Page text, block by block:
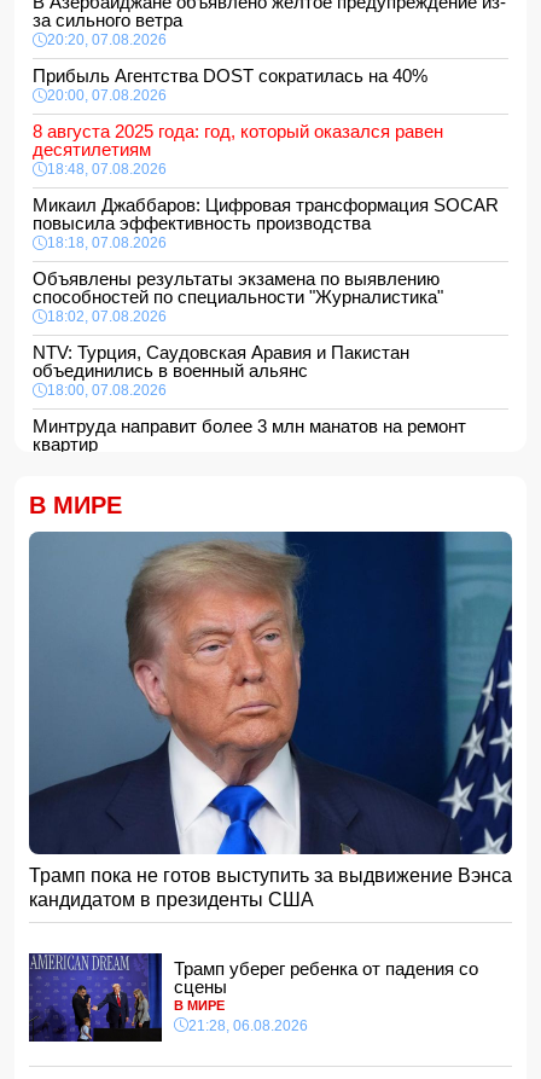
за сильного ветра
20:20, 07.08.2026
Прибыль Агентства DOST сократилась на 40%
20:00, 07.08.2026
8 августа 2025 года: год, который оказался равен
десятилетиям
18:48, 07.08.2026
Микаил Джаббаров: Цифровая трансформация SOCAR
повысила эффективность производства
18:18, 07.08.2026
Объявлены результаты экзамена по выявлению
способностей по специальности "Журналистика"
18:02, 07.08.2026
NTV: Турция, Саудовская Аравия и Пакистан
объединились в военный альянс
18:00, 07.08.2026
Минтруда направит более 3 млн манатов на ремонт
квартир
Сформирована структура Совета по медиа и вещанию
Пожар в историческом здании в Баку потушен
16:16, 07.08.2026
В Испании ликвидировали перевозившую мигрантов
группировку
16:00, 07.08.2026
Сообщается об ухудшении состояния здоровья
Моджтабы Хаменеи
15:48, 07.08.2026
Еще одна женщина скончалась после эстетической
операции, проведенной Сеймуром Мамедовым
Алтай Байындыр продолжит карьеру в Ла Лиге
15:08, 07.08.2026
ВС РФ взяли под контроль Анискино в Харьковской
области
15:00, 07.08.2026
Кинолог развеял миф о собачьей обиде на хозяина
14:48, 07.08.2026
По делу Arzum 9999 назначена повторная комплексная
экспертиза
В МИРЕ
Трамп пока не готов выступить за выдвижение Вэнса
кандидатом в президенты США
Трамп уберег ребенка от падения со
сцены
В МИРЕ
21:28, 06.08.2026